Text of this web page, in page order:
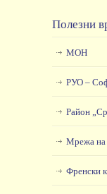
Полезни
МОН
РУО –
Район
Мрежа на
Френски